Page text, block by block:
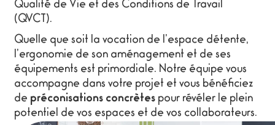
Qualité de Vie et des Conditions de Travail
(QVCT).
Quelle que soit la vocation de l’espace détente,
l’ergonomie de son aménagement et de ses
équipements est primordiale. Notre équipe vous
accompagne dans votre projet et vous bénéficiez
de préconisations concrètes pour révéler le plein
potentiel de vos espaces et de vos collaborateurs.